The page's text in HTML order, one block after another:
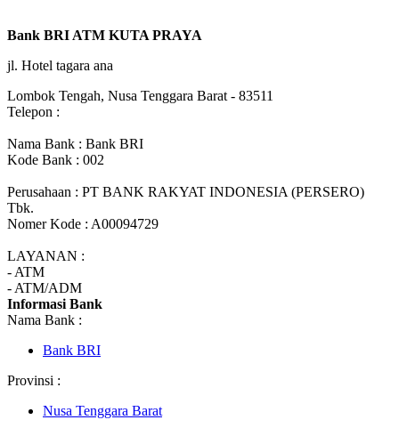
Bank BRI ATM KUTA PRAYA
jl. Hotel tagara ana
Lombok Tengah, Nusa Tenggara Barat - 83511
Telepon :
Nama Bank : Bank BRI
Kode Bank : 002
Perusahaan : PT BANK RAKYAT INDONESIA (PERSERO)
Tbk.
Nomer Kode : A00094729
LAYANAN :
- ATM
- ATM/ADM
Informasi Bank
Nama Bank :
Bank BRI
Provinsi :
Nusa Tenggara Barat